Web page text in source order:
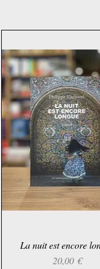
Schnellansicht
La nuit est encore
Preis
20,00 €